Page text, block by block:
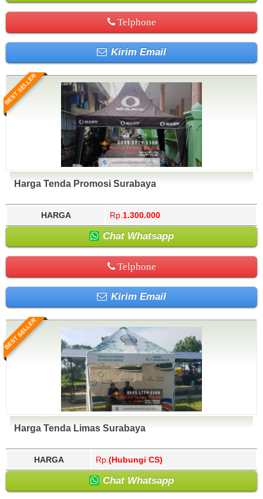
Telphone
Kirim Email
BEST SELLER
Harga Tenda Promosi Surabaya
HARGA Rp. 1.300.000
Chat Whatsapp
Telphone
Kirim Email
BEST SELLER
Harga Tenda Limas Surabaya
HARGA Rp. (Hubungi CS)
Chat Whatsapp